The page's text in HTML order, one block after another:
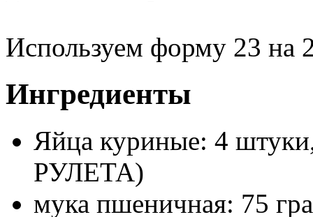
Используем форму 23 на
Ингредиенты
Яйца куриные: 4
РУЛЕТА)
мука пшеничная: 75